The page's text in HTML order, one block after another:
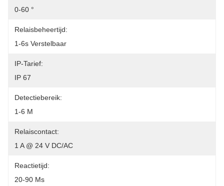
0-60 °
Relaisbeheertijd:
1-6s Verstelbaar
IP-Tarief:
IP 67
Detectiebereik:
1-6 M
Relaiscontact:
1 A @ 24 V DC/AC
Reactietijd:
20-90 Ms